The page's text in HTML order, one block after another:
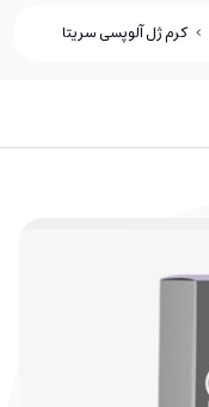
> کرم ژل آلوپسی سریتا